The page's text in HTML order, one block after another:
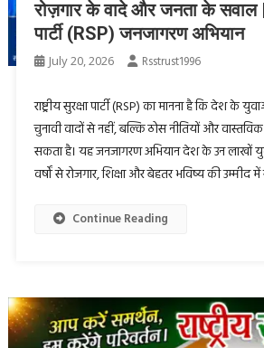
रोज़गार के वादे और जनता के सवाल |
पार्टी (RSP) जनजागरण अभियान
July 20, 2026 Rsstrust1996
राष्ट्रीय सुरक्षा पार्टी (RSP) का मानना है कि देश के
चुनावी वादों से नहीं, बल्कि ठोस नीतियों और
सकता है। यह जनजागरण अभियान देश के उन लाखों
वर्षों से रोजगार, शिक्षा और बेहतर भविष्य की उम्मीद
Continue Reading